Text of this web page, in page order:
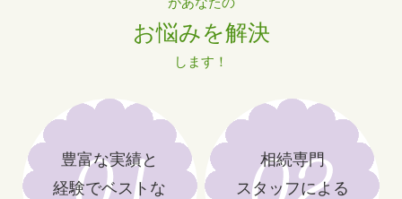
お悩みを解決
します！
豊富な実績と
経験でベストな
相続専門
スタッフによる